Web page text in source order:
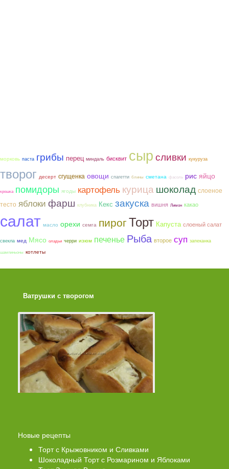
морковь паста грибы перец миндаль бисквит сырсливки кукуруза
творог десерт сгущенка овощи спагетти блины сметана фасоль рис яйцо
крошка помидоры ягоды картофель курицашоколад слоеное
тесто яблоки фарш клубника Кекс закуска вишня Лимон какао
салат масло орехи семга пирогТорт Капуста слоеный салат
свекла мед Мясо оладьи черри изюм печенье Рыба второе суп запеканка
шампиньоны котлеты
Ватрушки с творогом
Новые рецепты
Торт с Крыжовником и Сливками
Шоколадный Торт с Розмарином и Яблоками